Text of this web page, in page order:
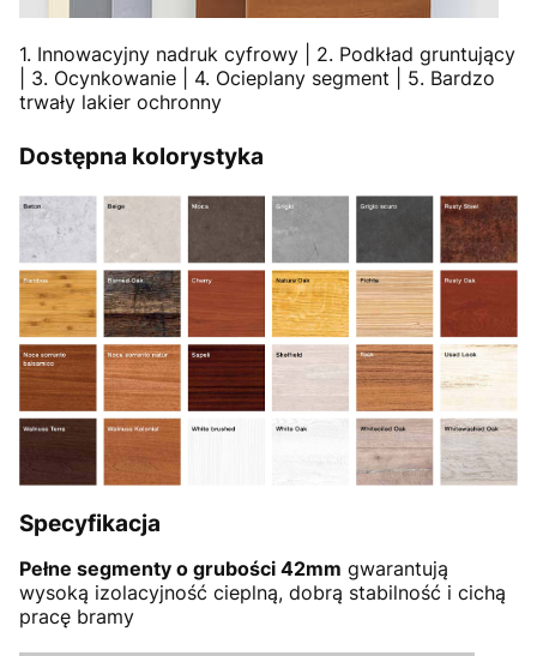
1. Innowacyjny nadruk cyfrowy | 2. Podkład gruntujący
| 3. Ocynkowanie | 4. Ocieplany segment | 5. Bardzo
trwały lakier ochronny
Dostępna kolorystyka
Specyfikacja
Pełne segmenty o grubości 42mm gwarantują
wysoką izolacyjność cieplną, dobrą stabilność i cichą
pracę bramy